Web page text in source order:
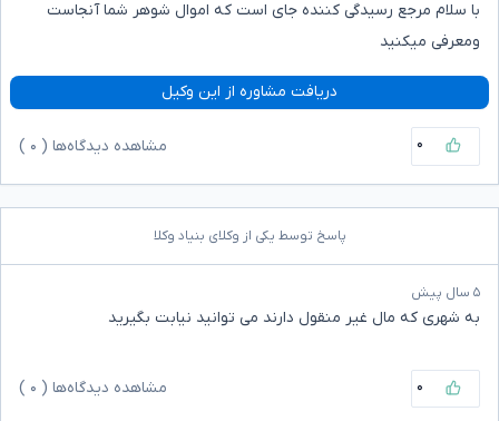
با سلام مرجع رسیدگی کننده جای است که اموال شوهر شما آنجاست
ومعرفی میکنید
دریافت مشاوره از این وکیل
۰ مشاهده دیدگاه‌ها ( ۰
پاسخ توسط یکی از وکلای بنیاد وکلا
۵ سال پیش
به شهری که مال غیر منقول دارند می توانید نیابت بگیرید
۰ مشاهده دیدگاه‌ها ( ۰